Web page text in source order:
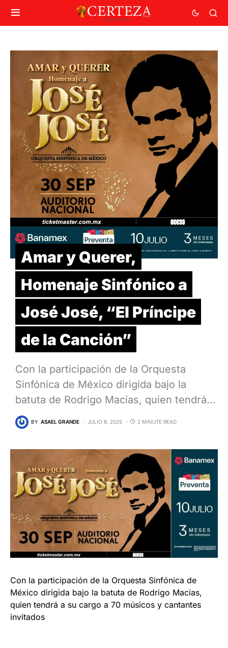
Amar y Querer,
Homenaje Sinfónico a
José José, “El Príncipe
de la Canción”
Con la participación de la Orquesta
Sinfónica de México dirigida bajo la
batuta de Rodrigo Macías, quien tendrá…
BY ASAEL GRANDE JULIO 8, 2025 2 MINUTE READ
Con la participación de la Orquesta Sinfónica de
México dirigida bajo la batuta de Rodrigo Macías,
quien tendrá a su cargo a 70 músicos y cantantes
invitados